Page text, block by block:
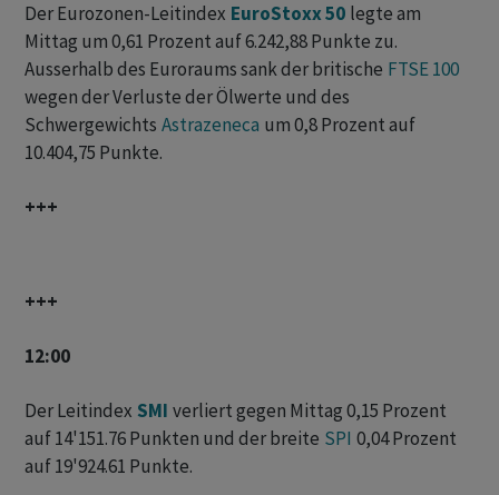
Der Eurozonen-Leitindex EuroStoxx 50 legte am
Mittag um 0,61 Prozent auf 6.242,88 Punkte zu.
Ausserhalb des Euroraums sank der britische FTSE 100
wegen der Verluste der Ölwerte und des
Schwergewichts Astrazeneca um 0,8 Prozent auf
10.404,75 Punkte.
+++
+++
12:00
Der Leitindex SMI verliert gegen Mittag 0,15 Prozent
auf 14'151.76 Punkten und der breite SPI 0,04 Prozent
auf 19'924.61 Punkte.